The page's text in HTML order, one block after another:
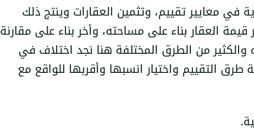
في معايير تقييم، وتثمين العقارات وينتج ذلك
العقار بناء على مساحته، وأخر بناء على مقارنة
من الطرق المختلفة هنا نجد اختلاف في
التقييم واختيار انسبها وأقربها للواقع مع